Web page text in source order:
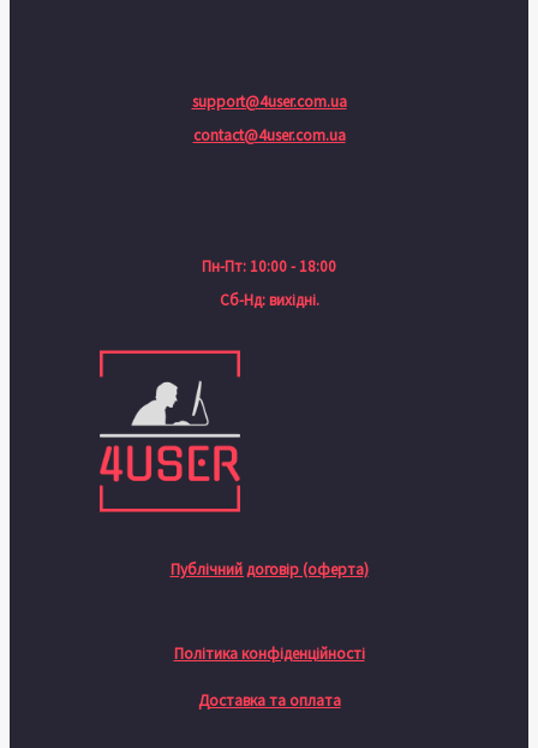
support@4user.com.ua
contact@4user.com.ua
Пн-Пт: 10:00 - 18:00
Сб-Нд: вихідні.
Публічний договір (оферта)
Політика конфіденційності
Доставка та оплата